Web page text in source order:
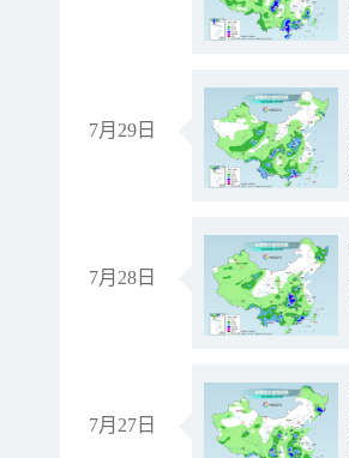
7月29日
7月28日
7月27日